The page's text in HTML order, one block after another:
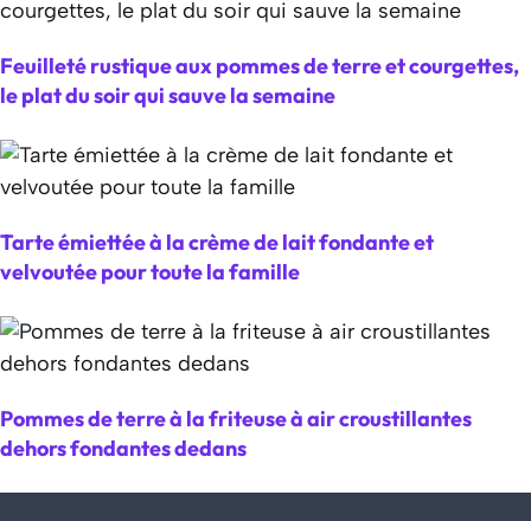
Feuilleté rustique aux pommes de terre et courgettes,
le plat du soir qui sauve la semaine
Tarte émiettée à la crème de lait fondante et
velvoutée pour toute la famille
Pommes de terre à la friteuse à air croustillantes
dehors fondantes dedans